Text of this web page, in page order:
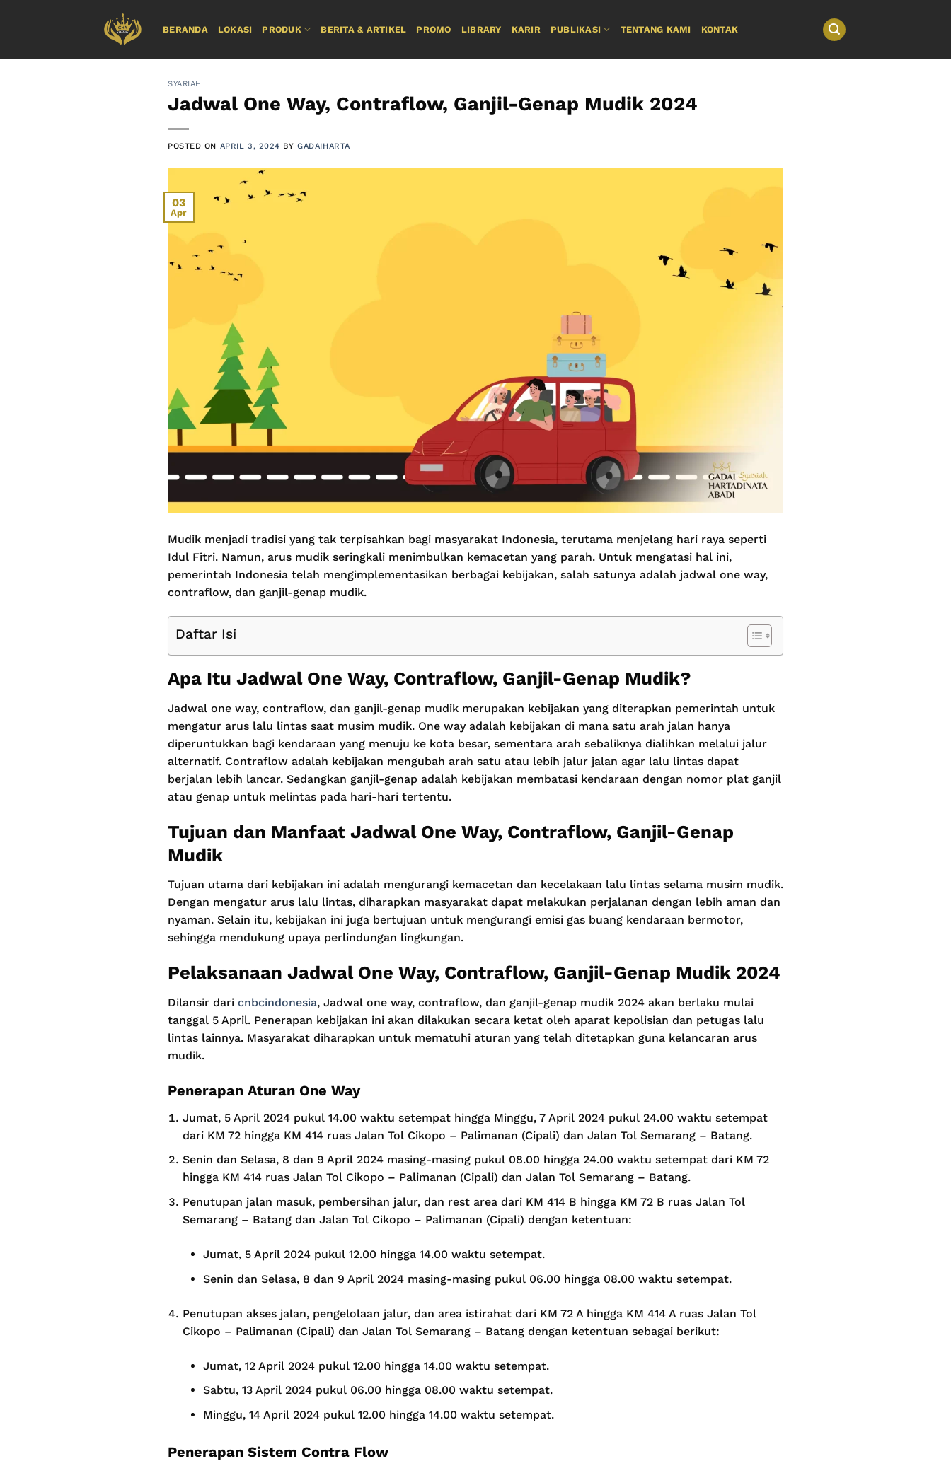
BERANDA LOKASI PRODUK BERITA & ARTIKEL PROMO LIBRARY KARIR PUBLIKASI TENTANG KAMI KONTAK
SYARIAH
Jadwal One Way, Contraflow, Ganjil-Genap Mudik 2024
POSTED ON APRIL 3, 2024 BYGADAIHARTA
03
Apr
Mudik menjadi tradisi yang tak terpisahkan bagi masyarakat Indonesia, terutama menjelang hari raya seperti
Idul Fitri. Namun, arus mudik seringkali menimbulkan kemacetan yang parah. Untuk mengatasi hal ini,
pemerintah Indonesia telah mengimplementasikan berbagai kebijakan, salah satunya adalah jadwal one way,
contraflow, dan ganjil-genap mudik.
Daftar Isi
Apa Itu Jadwal One Way, Contraflow, Ganjil-Genap Mudik?
Jadwal one way, contraflow, dan ganjil-genap mudik merupakan kebijakan yang diterapkan pemerintah untuk
mengatur arus lalu lintas saat musim mudik. One way adalah kebijakan di mana satu arah jalan hanya
diperuntukkan bagi kendaraan yang menuju ke kota besar, sementara arah sebaliknya dialihkan melalui jalur
alternatif. Contraflow adalah kebijakan mengubah arah satu atau lebih jalur jalan agar lalu lintas dapat
berjalan lebih lancar. Sedangkan ganjil-genap adalah kebijakan membatasi kendaraan dengan nomor plat ganjil
atau genap untuk melintas pada hari-hari tertentu.
Tujuan dan Manfaat Jadwal One Way, Contraflow, Ganjil-Genap
Mudik
Tujuan utama dari kebijakan ini adalah mengurangi kemacetan dan kecelakaan lalu lintas selama musim mudik.
Dengan mengatur arus lalu lintas, diharapkan masyarakat dapat melakukan perjalanan dengan lebih aman dan
nyaman. Selain itu, kebijakan ini juga bertujuan untuk mengurangi emisi gas buang kendaraan bermotor,
sehingga mendukung upaya perlindungan lingkungan.
Pelaksanaan Jadwal One Way, Contraflow, Ganjil-Genap Mudik 2024
Dilansir dari cnbcindonesia, Jadwal one way, contraflow, dan ganjil-genap mudik 2024 akan berlaku mulai
tanggal 5 April. Penerapan kebijakan ini akan dilakukan secara ketat oleh aparat kepolisian dan petugas lalu
lintas lainnya. Masyarakat diharapkan untuk mematuhi aturan yang telah ditetapkan guna kelancaran arus
mudik.
Penerapan Aturan One Way
Jumat, 5 April 2024 pukul 14.00 waktu setempat hingga Minggu, 7 April 2024 pukul 24.00 waktu setempat
dari KM 72 hingga KM 414 ruas Jalan Tol Cikopo – Palimanan (Cipali) dan Jalan Tol Semarang – Batang.
Senin dan Selasa, 8 dan 9 April 2024 masing-masing pukul 08.00 hingga 24.00 waktu setempat dari KM 72
hingga KM 414 ruas Jalan Tol Cikopo – Palimanan (Cipali) dan Jalan Tol Semarang – Batang.
Penutupan jalan masuk, pembersihan jalur, dan rest area dari KM 414 B hingga KM 72 B ruas Jalan Tol
Semarang – Batang dan Jalan Tol Cikopo – Palimanan (Cipali) dengan ketentuan:
Jumat, 5 April 2024 pukul 12.00 hingga 14.00 waktu setempat.
Senin dan Selasa, 8 dan 9 April 2024 masing-masing pukul 06.00 hingga 08.00 waktu setempat.
Penutupan akses jalan, pengelolaan jalur, dan area istirahat dari KM 72 A hingga KM 414 A ruas Jalan Tol
Cikopo – Palimanan (Cipali) dan Jalan Tol Semarang – Batang dengan ketentuan sebagai berikut:
Jumat, 12 April 2024 pukul 12.00 hingga 14.00 waktu setempat.
Sabtu, 13 April 2024 pukul 06.00 hingga 08.00 waktu setempat.
Minggu, 14 April 2024 pukul 12.00 hingga 14.00 waktu setempat.
Penerapan Sistem Contra Flow